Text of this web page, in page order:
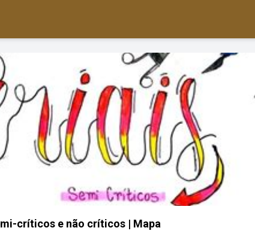
críticos e não críticos | Mapa